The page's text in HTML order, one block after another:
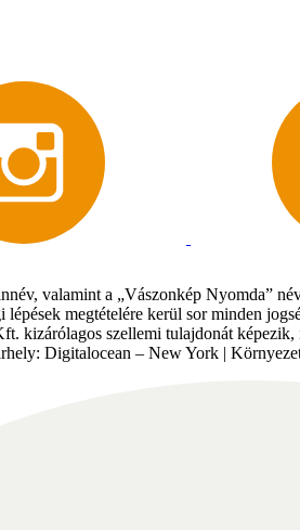
valamint a „Vászonkép Nyomda”
megtételére kerül sor minden
kizárólagos szellemi tulajdonát
Digitalocean – New York |